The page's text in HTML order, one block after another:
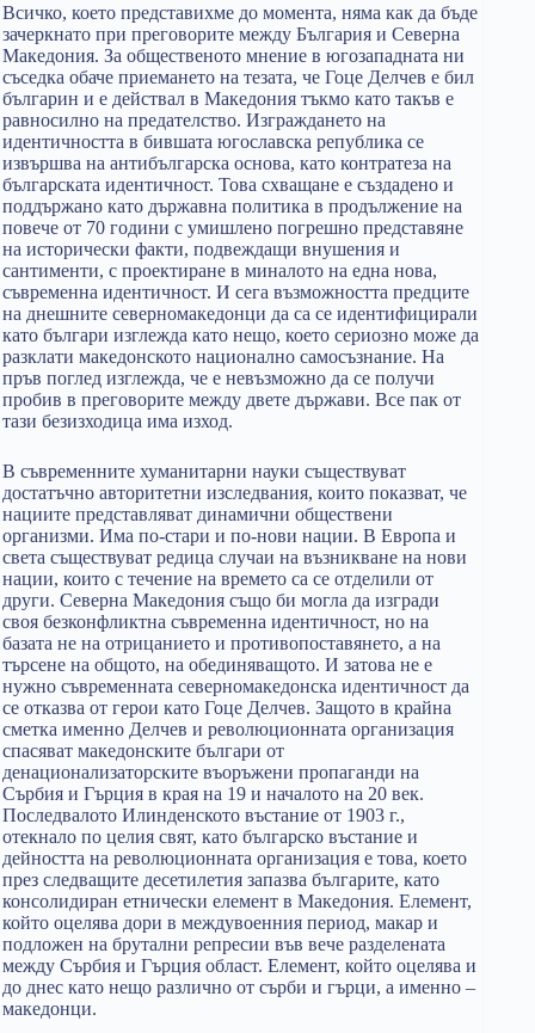
Всичко, което представихме до момента, няма как да бъде
зачеркнато при преговорите между България и Северна
Македония. За общественото мнение в югозападната ни
съседка обаче приемането на тезата, че Гоце Делчев е бил
българин и е действал в Македония тъкмо като такъв е
равносилно на предателство. Изграждането на
идентичността в бившата югославска република се
извършва на антибългарска основа, като контратеза на
българската идентичност. Това схващане е създадено и
поддържано като държавна политика в продължение на
повече от 70 години с умишлено погрешно представяне
на исторически факти, подвеждащи внушения и
сантименти, с проектиране в миналото на една нова,
съвременна идентичност. И сега възможността предците
на днешните северномакедонци да са се идентифицирали
като българи изглежда като нещо, което сериозно може да
разклати македонското национално самосъзнание. На
пръв поглед изглежда, че е невъзможно да се получи
пробив в преговорите между двете държави. Все пак от
тази безизходица има изход.
В съвременните хуманитарни науки съществуват
достатъчно авторитетни изследвания, които показват, че
нациите представляват динамични обществени
организми. Има по-стари и по-нови нации. В Европа и
света съществуват редица случаи на възникване на нови
нации, които с течение на времето са се отделили от
други. Северна Македония също би могла да изгради
своя безконфликтна съвременна идентичност, но на
базата не на отрицанието и противопоставянето, а на
търсене на общото, на обединяващото. И затова не е
нужно съвременната северномакедонска идентичност да
се отказва от герои като Гоце Делчев. Защото в крайна
сметка именно Делчев и революционната организация
спасяват македонските българи от
денационализаторските въоръжени пропаганди на
Сърбия и Гърция в края на 19 и началото на 20 век.
Последвалото Илинденското въстание от 1903 г.,
отекнало по целия свят, като българско въстание и
дейността на революционната организация е това, което
през следващите десетилетия запазва българите, като
консолидиран етнически елемент в Македония. Елемент,
който оцелява дори в междувоенния период, макар и
подложен на брутални репресии във вече разделената
между Сърбия и Гърция област. Елемент, който оцелява и
до днес като нещо различно от сърби и гърци, а именно –
македонци.